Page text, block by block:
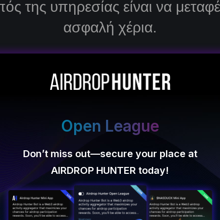
της υπηρεσίας είναι να
ασφαλή χέρια.
σε πρώιμο στάδιο:
Στατιστική
Τα καλύτερα έργα
επάνω $1 000 000 000, σε
λογαριασμός μπορεί να
DYdX
Open League
Don’t miss out—secure your place at
AIRDROP HUNTER today!